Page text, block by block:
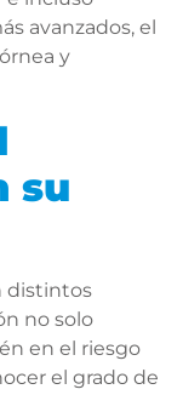
avanzados, el
y
su
distintos
no solo
en el riesgo
el grado de